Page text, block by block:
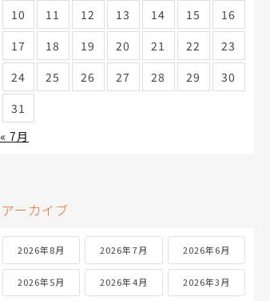
10
11 12 13 14 15
16
17
18 19 20 21 22
23
24
25 26 27 28 29
30
31
« 7月
アーカイブ
2026年8月 2026年7月 2026年6月
2026年5月 2026年4月 2026年3月